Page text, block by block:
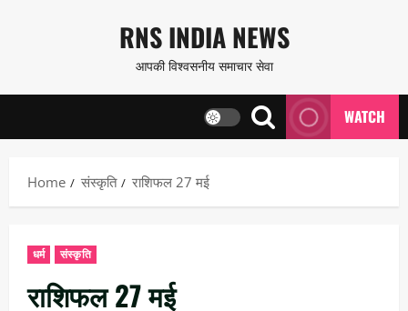
content
RNS INDIA NEWS
आपकी विश्वसनीय समाचार सेवा
WATCH
Home संस्कृति राशिफल 27 मई
धर्म संस्कृति
राशिफल 27 मई